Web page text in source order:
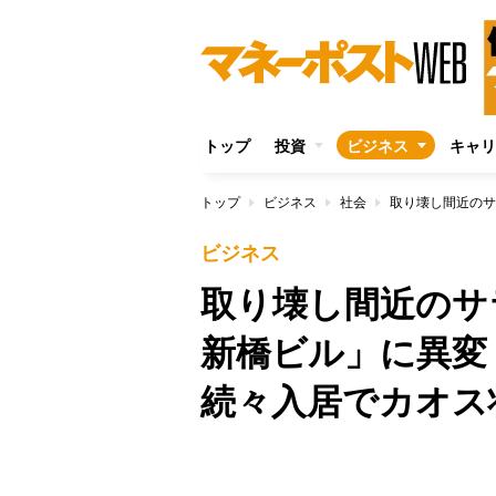
トップ 投資 ビジネス キャ
トップ ビジネス 社会
ビジネス
取り壊し間近の
新橋ビル」に異
続々入居でカオ